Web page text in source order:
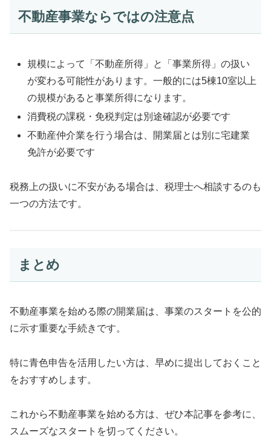
不動産事業ならではの注意点
規模によって「不動産所得」と「事業所得」の扱い
が変わる可能性があります。一般的には5棟10室以上
の規模があると事業所得になります。
消費税の課税・免税判定は別途確認が必要です
不動産仲介業を行う場合は、開業届とは別に宅建業
免許が必要です
税務上の扱いに不安がある場合は、税理士へ相談するのも
一つの方法です。
まとめ
不動産事業を始める際の開業届は、事業のスタートを公的
に示す重要な手続きです。
特に青色申告を活用したい方は、早めに提出しておくこと
をおすすめします。
これから不動産事業を始める方は、ぜひ本記事を参考に、
スムーズなスタートを切ってください。